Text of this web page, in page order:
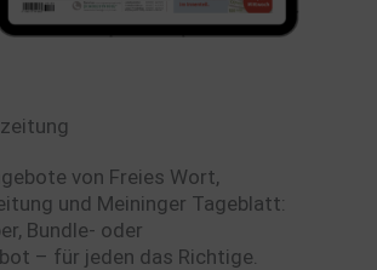
von Freies Wort,
und Meininger Tageblatt:
Bundle- oder
– für jeden das Richtige.